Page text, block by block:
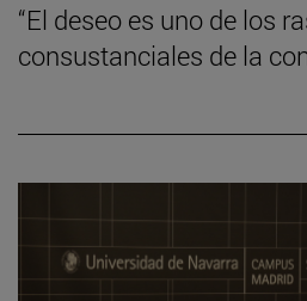
“El deseo es uno de los
consustanciales de la